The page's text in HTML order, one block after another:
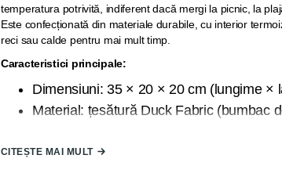
temperatura potrivită, indiferent dacă mergi la picnic, la
Este confecționată din materiale durabile, cu interior
reci sau calde pentru mai mult timp.
Caracteristici principale:
Dimensiuni: 35 × 20 × 20 cm (lungime ×
Material: țesătură Duck Fabric (bumbac
Funcție: menține temperatura alimentelor
CITEȘTE MAI MULT